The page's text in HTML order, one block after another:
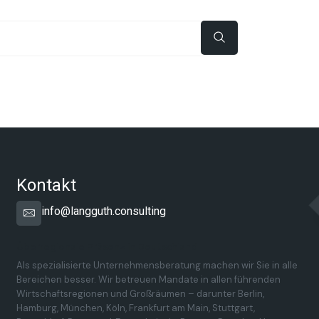
Kontakt
info@langguth.consulting
Als spezialisierte Unternehmensberatung machen wir Sie in alle
Bereichen besser. Wir betreuen Mandate in allen führenden
Wirtschaftsregionen und Großräumen – darunter Berlin,
Hamburg, München, Köln, Frankfurt am Main, Stuttgart,